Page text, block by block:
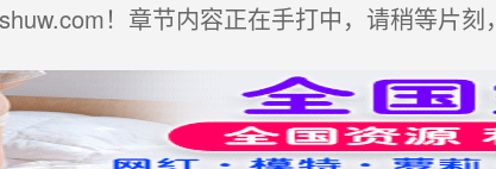
！章节内容正在手打中，请稍等片刻